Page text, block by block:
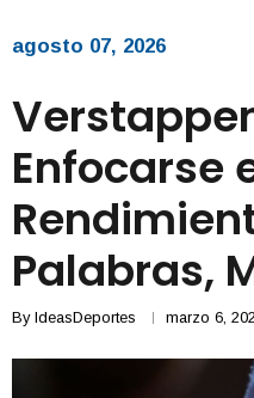
agosto 07, 2026
Enfocarse
Palabras,
By IdeasDeportes marzo 6,